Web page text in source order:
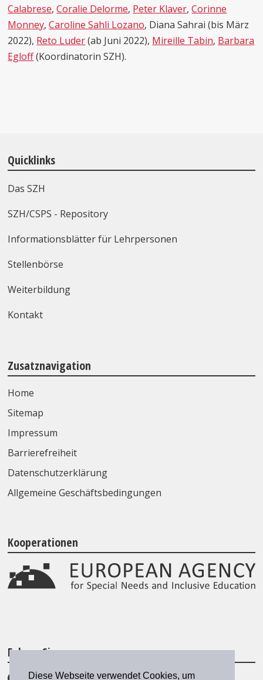
Diese Webseite verwendet Cookies, um
Calabrese,Coralie Delorme, Peter Klaver,Corinne
Monney,Caroline Sahli Lozano, Diana Sahrai (bis März
2022), Reto Luder(ab Juni 2022), Mireille Tabin, Barbara
Egloff(Koordinatorin SZH).
Quicklinks
Das SZH
SZH/CSPS - Repository
Informationsblätter für Lehrpersonen
Stellenbörse
Weiterbildung
Kontakt
Zusatznavigation
Home
Sitemap
Impressum
Barrierefreiheit
Datenschutzerklärung
Allgemeine Geschäftsbedingungen
Kooperationen
Folgen Sie uns